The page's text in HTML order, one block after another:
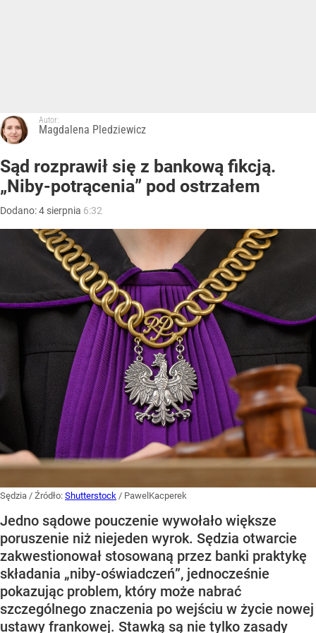
Autor:
Magdalena Pledziewicz
Sąd rozprawił się z bankową fikcją.
„Niby-potrącenia” pod ostrzałem
Dodano:4 sierpnia 6:32
Sędzia / Źródło: Shutterstock / PawelKacperek
Jedno sądowe pouczenie wywołało większe
poruszenie niż niejeden wyrok. Sędzia otwarcie
zakwestionował stosowaną przez banki praktykę
składania „niby-oświadczeń”, jednocześnie
pokazując problem, który może nabrać
szczególnego znaczenia po wejściu w życie nowej
ustawy frankowej. Stawką są nie tylko zasady